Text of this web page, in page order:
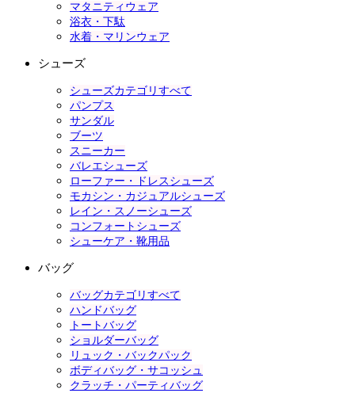
マタニティウェア
浴衣・下駄
水着・マリンウェア
シューズ
シューズカテゴリすべて
パンプス
サンダル
ブーツ
スニーカー
バレエシューズ
ローファー・ドレスシューズ
モカシン・カジュアルシューズ
レイン・スノーシューズ
コンフォートシューズ
シューケア・靴用品
バッグ
バッグカテゴリすべて
ハンドバッグ
トートバッグ
ショルダーバッグ
リュック・バックパック
ボディバッグ・サコッシュ
クラッチ・パーティバッグ